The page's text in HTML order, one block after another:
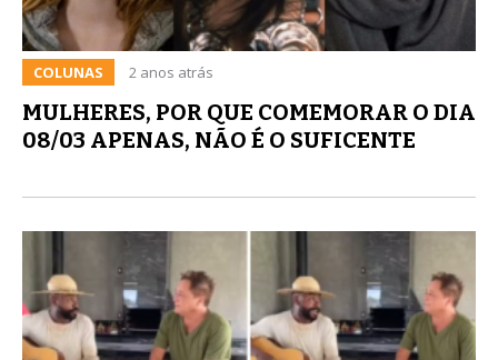
COLUNAS 2 anos atrás
MULHERES, POR QUE COMEMORAR O DIA
08/03 APENAS, NÃO É O SUFICENTE